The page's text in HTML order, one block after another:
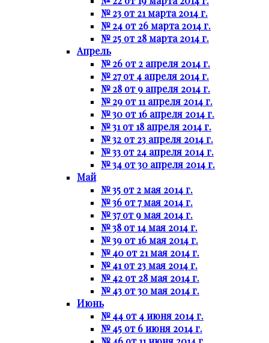
№ 23 от 21 марта 2014 г.
№ 24 от 26 марта 2014 г.
№ 25 от 28 марта 2014 г.
Апрель
№ 26 от 2 апреля 2014 г.
№ 27 от 4 апреля 2014 г.
№ 28 от 9 апреля 2014 г.
№ 29 от 11 апреля 2014 г.
№ 30 от 16 апреля 2014 г.
№ 31 от 18 апреля 2014 г.
№ 32 от 23 апреля 2014 г.
№ 33 от 24 апреля 2014 г.
№ 34 от 30 апреля 2014 г.
Май
№ 35 от 2 мая 2014 г.
№ 36 от 7 мая 2014 г.
№ 37 от 9 мая 2014 г.
№ 38 от 14 мая 2014 г.
№ 39 от 16 мая 2014 г.
№ 40 от 21 мая 2014 г.
№ 41 от 23 мая 2014 г.
№ 42 от 28 мая 2014 г.
№ 43 от 30 мая 2014 г.
Июнь
№ 44 от 4 июня 2014 г.
№ 45 от 6 июня 2014 г.